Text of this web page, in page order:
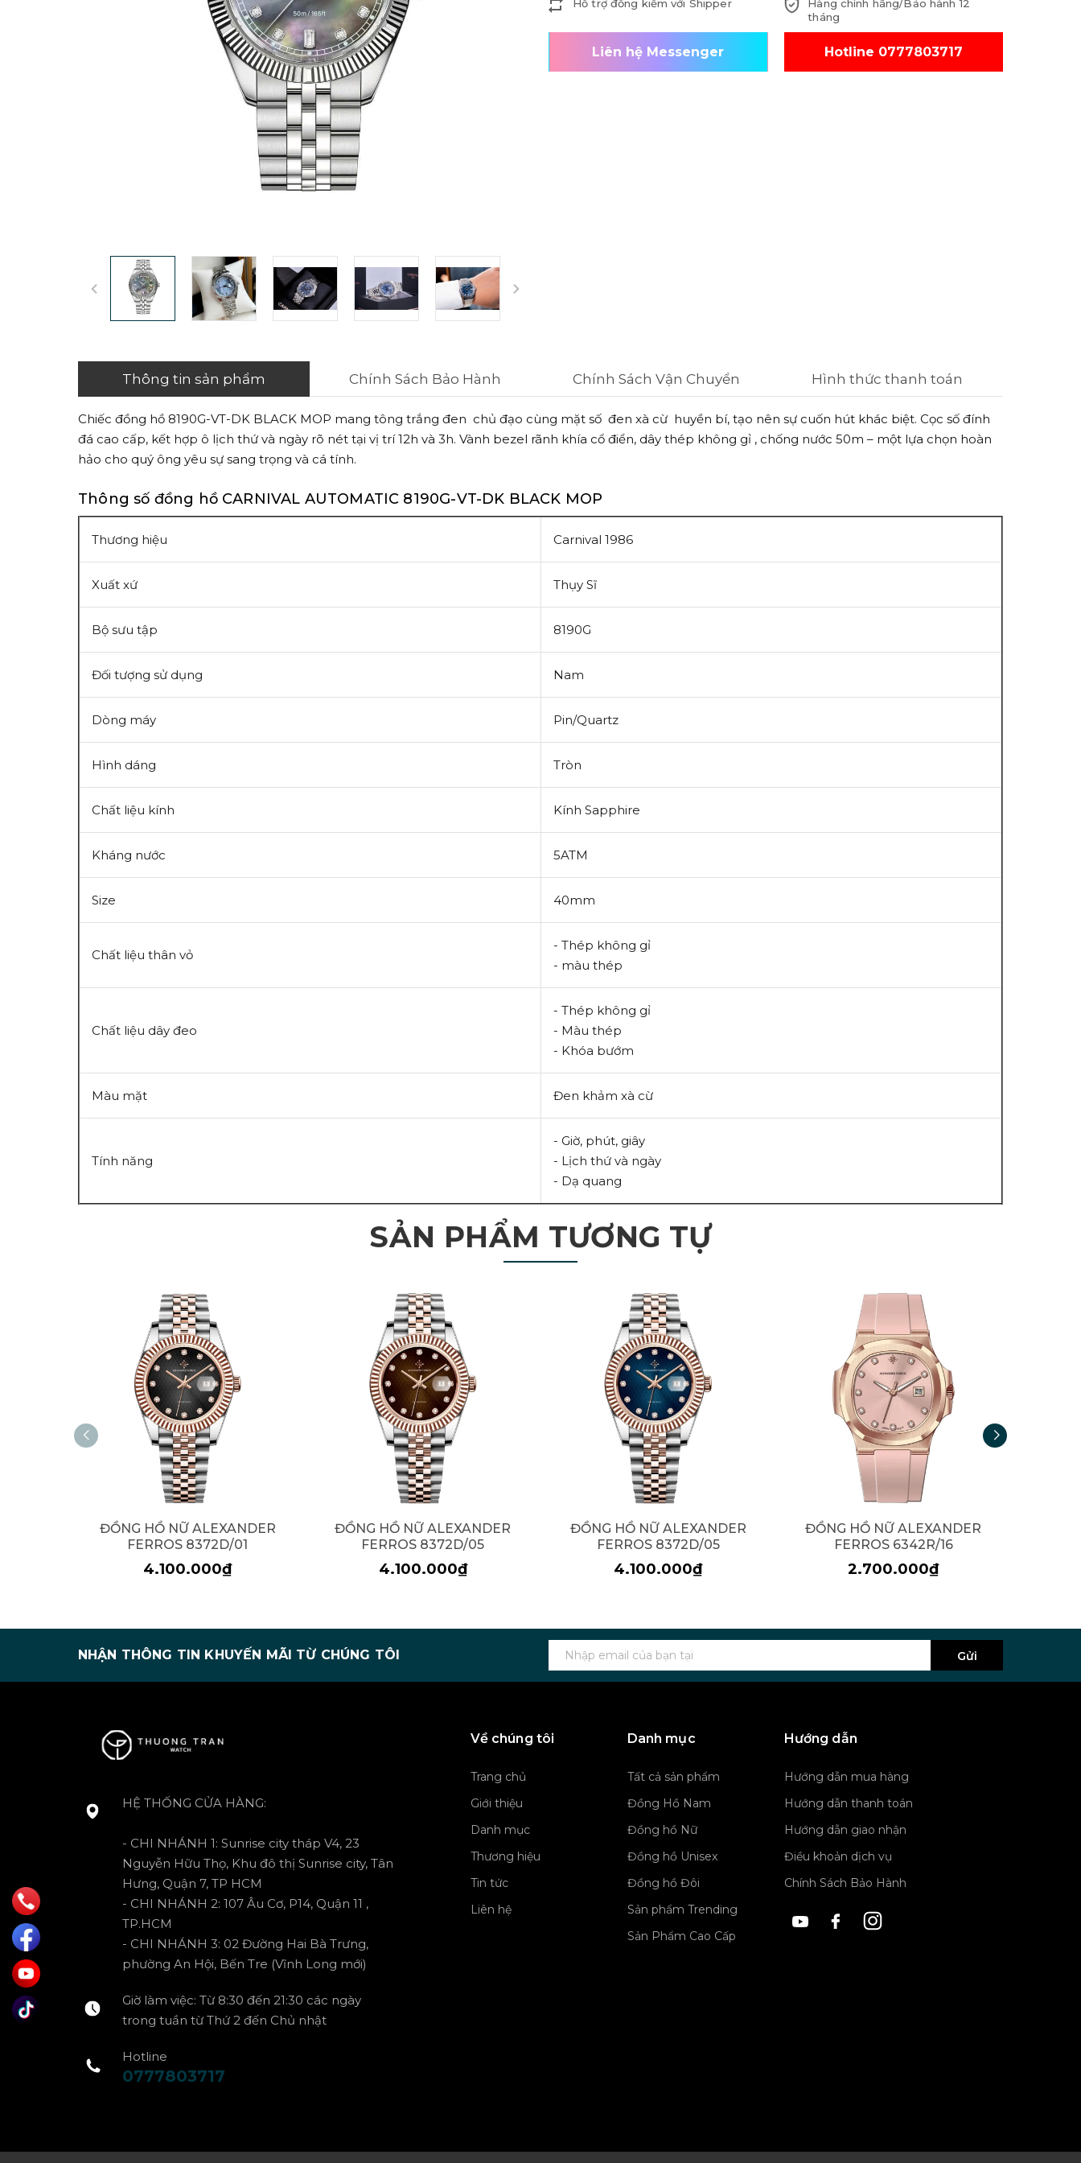
Hỗ trợ đồng kiểm với Shipper
Hàng chính hãng/Bảo hành 12
tháng
Liên hệ Messenger Hotline 0777803717
Thông tin sản phẩm Chính Sách Bảo Hành Chính Sách Vận Chuyển Hình thức thanh toán
Chiếc đồng hồ 8190G-VT-DK BLACK MOP mang tông trắng đen chủ đạo cùng mặt số đen xà cừ huyền bí, tạo nên sự cuốn hút khác biệt. Cọc số đính
đá cao cấp, kết hợp ô lịch thứ và ngày rõ nét tại vị trí 12h và 3h. Vành bezel rãnh khía cổ điển, dây thép không gỉ , chống nước 50m – một lựa chọn hoàn
hảo cho quý ông yêu sự sang trọng và cá tính.
Thông số đồng hồ CARNIVAL AUTOMATIC 8190G-VT-DK BLACK MOP
Thương hiệu Carnival 1986
Xuất xứ Thụy Sĩ
Bộ sưu tập 8190G
Đối tượng sử dụng Nam
Dòng máy Pin/Quartz
Hình dáng Tròn
Chất liệu kính Kính Sapphire
Kháng nước 5ATM
Size 40mm
Chất liệu thân vỏ
- Thép không gỉ
- màu thép
Chất liệu dây đeo
- Thép không gỉ
- Màu thép
- Khóa bướm
Màu mặt Đen khảm xà cừ
Tính năng
- Giờ, phút, giây
- Lịch thứ và ngày
- Dạ quang
SẢN PHẨM TƯƠNG TỰ
ĐỒNG HỒ NỮ ALEXANDER
FERROS 8372D/01
4.100.000₫
ĐỒNG HỒ NỮ ALEXANDER
FERROS 8372D/05
4.100.000₫
ĐỒNG HỒ NỮ ALEXANDER
FERROS 8372D/05
4.100.000₫
ĐỒNG HỒ NỮ ALEXANDER
FERROS 6342R/16
2.700.000₫
NHẬN THÔNG TIN KHUYẾN MÃI TỪ CHÚNG TÔI Gửi
HỆ THỐNG CỬA HÀNG:
- CHI NHÁNH 1: Sunrise city tháp V4, 23
Nguyễn Hữu Thọ, Khu đô thị Sunrise city, Tân
Hưng, Quận 7, TP HCM
- CHI NHÁNH 2: 107 Âu Cơ, P14, Quận 11 ,
TP.HCM
- CHI NHÁNH 3: 02 Đường Hai Bà Trưng,
phường An Hội, Bến Tre (Vĩnh Long mới)
Giờ làm việc: Từ 8:30 đến 21:30 các ngày
trong tuần từ Thứ 2 đến Chủ nhật
Hotline
0777803717
Về chúng tôi
Trang chủ
Giới thiệu
Danh mục
Thương hiệu
Tin tức
Liên hệ
Danh mục
Tất cả sản phẩm
Đồng Hồ Nam
Đồng hồ Nữ
Đồng hồ Unisex
Đồng hồ Đôi
Sản phẩm Trending
Sản Phẩm Cao Cấp
Hướng dẫn
Hướng dẫn mua hàng
Hướng dẫn thanh toán
Hướng dẫn giao nhận
Điều khoản dịch vụ
Chính Sách Bảo Hành